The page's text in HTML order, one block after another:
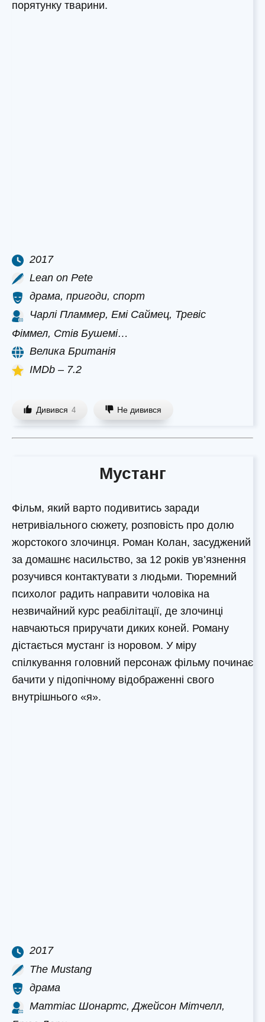
порятунку тварини.
2017
Lean on Pete
драма, пригоди, спорт
Чарлі Пламмер, Емі Саймец, Тревіс
Фіммел, Стів Бушемі…
Велика Британія
IMDb – 7.2
Дивився 4 Не дивився
Мустанг
Фільм, який варто подивитись заради
нетривіального сюжету, розповість про долю
жорстокого злочинця. Роман Колан, засуджений
за домашнє насильство, за 12 років ув’язнення
розучився контактувати з людьми. Тюремний
психолог радить направити чоловіка на
незвичайний курс реабілітації, де злочинці
навчаються приручати диких коней. Роману
дістається мустанг із норовом. У міру
спілкування головний персонаж фільму починає
бачити у підопічному відображенні свого
внутрішнього «я».
2017
The Mustang
драма
Маттіас Шонартс, Джейсон Мітчелл,